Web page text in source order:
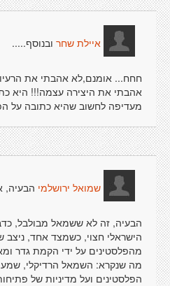
איילת שחר ובנוסף.....
חחח... אומנם,לא אהבתי את
אהבתי את היצירה עצמה!!! היא
מעדיפה לחשוב שהיא כתובה על
שמואל ירושלמי הבעיה,
הבעיה, זה לא ששמאל מבולבל,
הישראלי חצוי, כשמצד אחד, ניצב
מהפלסטינים על ידי הקמת גדר
מה שנקרא: השמאל הרדיקלי,
הפלסטינים ועל מדיניות של